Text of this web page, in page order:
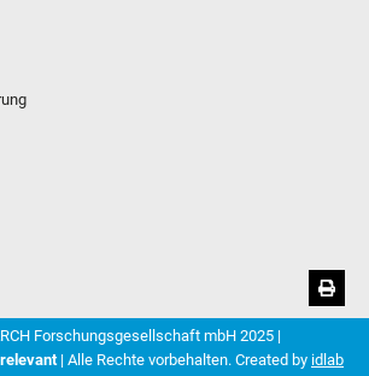
Forschungsgesellschaft mbH 2025 |
| Alle Rechte vorbehalten. Created by idlab